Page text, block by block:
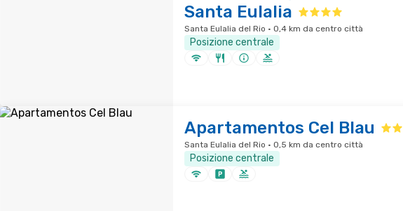
Santa Eulalia
Santa Eulalia del Rio · 0,4 km da centro città
Posizione centrale
Apartamentos Cel Blau
Santa Eulalia del Rio · 0,5 km da centro città
Posizione centrale